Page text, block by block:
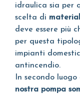
idraulica sia per
scelta di
deve essere più
per questa
impianti
antincendio.
In secondo
nostra pompa